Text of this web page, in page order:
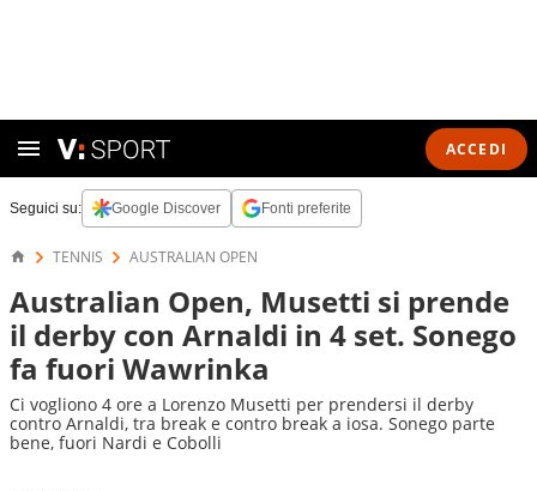
ACCEDI
Seguici su: Google Discover Fonti preferite
TENNIS AUSTRALIAN OPEN
Australian Open, Musetti si prende
il derby con Arnaldi in 4 set. Sonego
fa fuori Wawrinka
Ci vogliono 4 ore a Lorenzo Musetti per prendersi il derby
contro Arnaldi, tra break e contro break a iosa. Sonego parte
bene, fuori Nardi e Cobolli